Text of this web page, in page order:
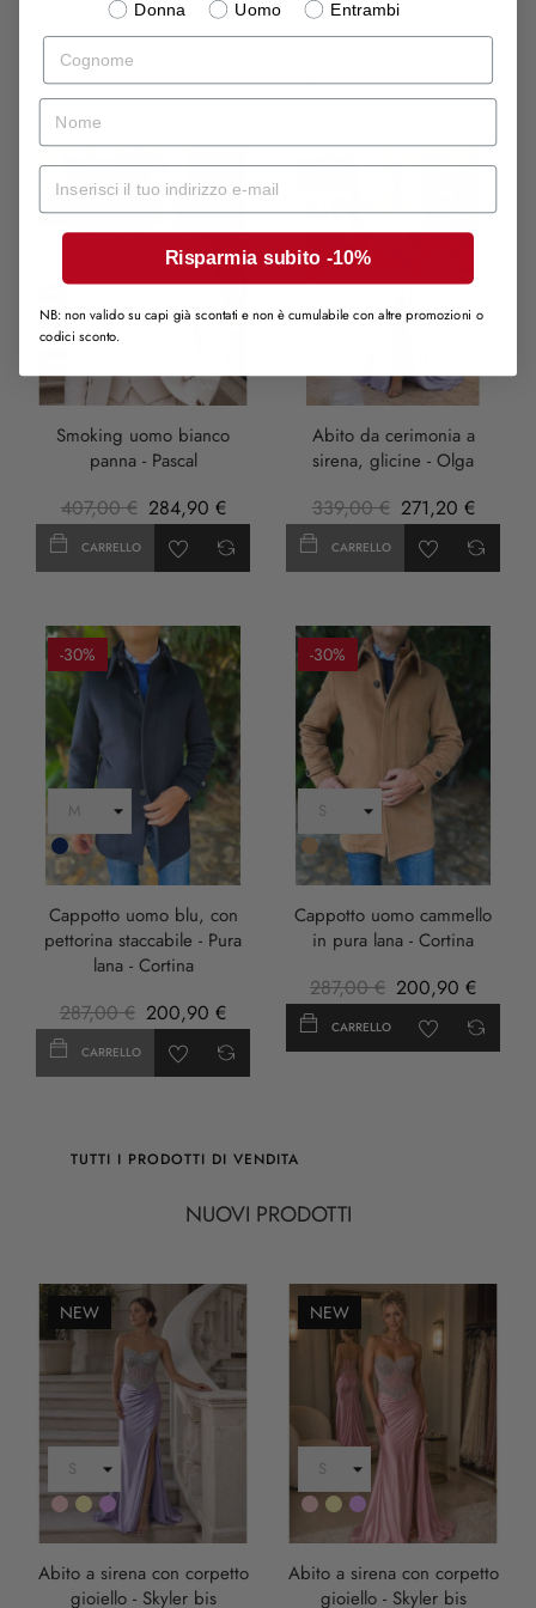
IN VENDITA
-30%
SOLD OUT
Smoking uomo bianco
panna - Pascal
407,00 € 284,90 €
CARRELLO
-20%
LILLA
Abito da cerimonia a
sirena, glicine - Olga
339,00 € 271,20 €
CARRELLO
-30%
Blu
Scuro
Cappotto uomo blu, con
pettorina staccabile - Pura
lana - Cortina
287,00 € 200,90 €
CARRELLO
-30%
Cammello
Cappotto uomo cammello
in pura lana - Cortina
287,00 € 200,90 €
CARRELLO
TUTTI I PRODOTTI DI VENDITA
NUOVI PRODOTTI
NEW
RosaOroLILLA
Abito a sirena con corpetto
gioiello - Skyler bis
NEW
RosaOroLILLA
Abito a sirena con corpetto
gioiello - Skyler bis
Donna
Uomo
Entrambi
Cognome
nome
Mail
Risparmia subito -10%
NB: non valido su capi già scontati e non è cumulabile con altre promozioni o
codici sconto.